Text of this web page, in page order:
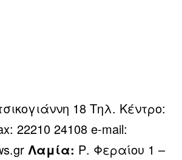
18 Τηλ. Κέντρο:
22210 24108 e-mail:
Λαμία: Ρ. Φεραίου 1 –